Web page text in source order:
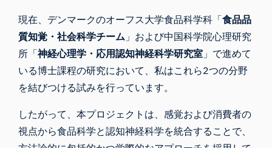
現在、デンマークのオーフス大学食品科学科「食品品
質知覚・社会科学チーム 」および中国科学院心理研究
所「神経心理学・応用認知神経科学研究室 」で進めて
いる博士課程の研究において、私はこれら2つの分野
を結びつける試みを行っています。
したがって、本プロジェクトは、感覚および消費者の
視点から食品科学と認知神経科学を統合することで、